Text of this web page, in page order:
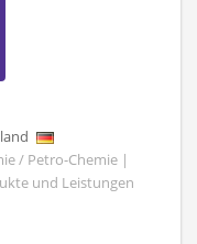
/ Petro-Chemie |
und Leistungen